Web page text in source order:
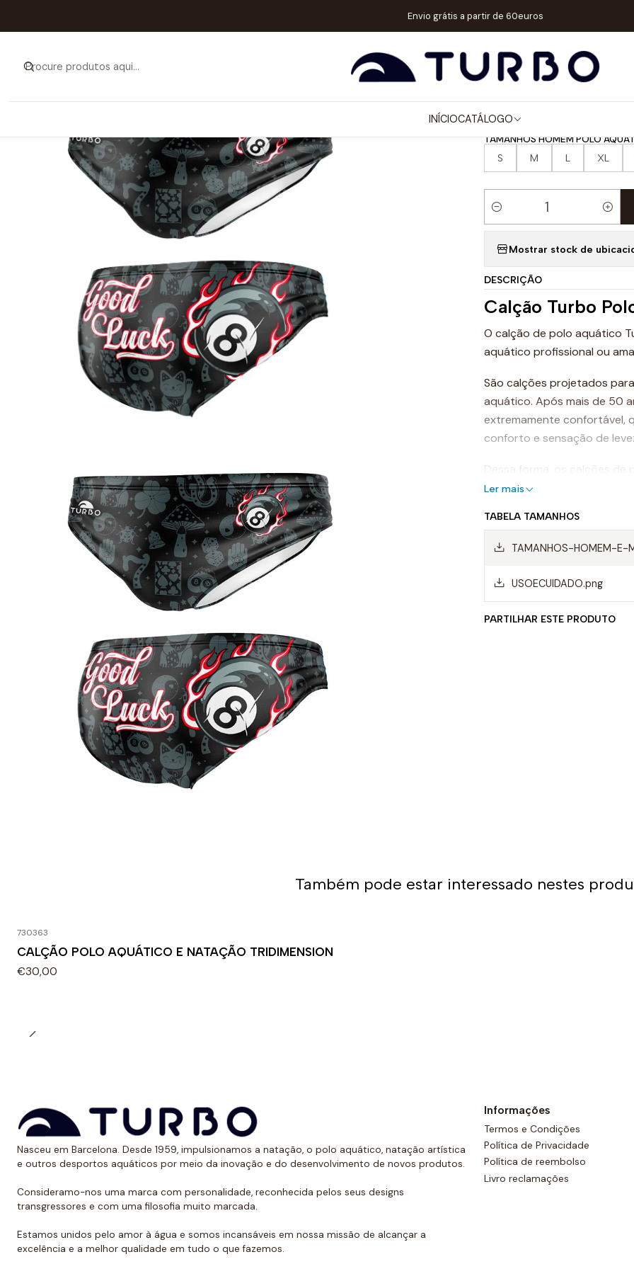
INÍCIOCATÁLOGO
Envio grátis a partir de 60euros
CALÇÃO POLO AQUÁTICO E NATAÇÃO PERFECTION
CALÇÃO
PERFECTION
TAMANHOS HOMEM POLO
S M L XL
Quantidade
Mostrar stock de
DESCRIÇÃO
Calção Turbo
O calção de polo aquático
aquático profissional ou
São calções projetados
aquático. Após mais de 50
extremamente confortável,
conforto e sensação de
Dessa forma, os calções de
arrasto da água e
Mas, sem dúvida, os
Características
aquático
aquático seja agarrado
Ler mais
TABELA TAMANHOS
TAMANHOS-HOMEM-E-
USOECUIDADO.png
PARTILHAR ESTE PRODUTO
Também pode estar interessado nestes
730363
CALÇÃO POLO AQUÁTICO E NATAÇÃO TRIDIMENSION
€30,00
Nasceu em Barcelona. Desde 1959, impulsionamos a natação, o polo aquático, natação artística
e outros desportos aquáticos por meio da inovação e do desenvolvimento de novos produtos.
Consideramo-nos uma marca com personalidade, reconhecida pelos seus designs
transgressores e com uma filosofia muito marcada.
Estamos unidos pelo amor à água e somos incansáveis em nossa missão de alcançar a
excelência e a melhor qualidade em tudo o que fazemos.
Informações
Termos e Condições
Política de Privacidade
Política de reembolso
Livro reclamações